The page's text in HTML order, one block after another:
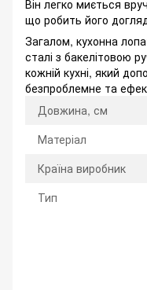
Він легко миється
що робить його
Загалом, кухонна
сталі з бакелітовою
кожній кухні, який
безпроблемне та
Довжина, см
Матеріал
Країна виробник
Тип